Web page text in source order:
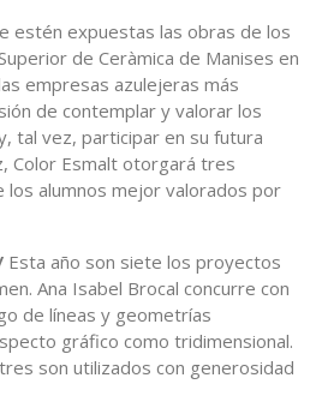
estén expuestas las obras de los
de Ceràmica de Manises en
empresas azulejeras más
de contemplar y valorar los
tal vez, participar en su futura
Color Esmalt otorgará tres
alumnos mejor valorados por
Esta año son siete los proyectos
Ana Isabel Brocal concurre con
de líneas y geometrías
gráfico como tridimensional.
son utilizados con generosidad